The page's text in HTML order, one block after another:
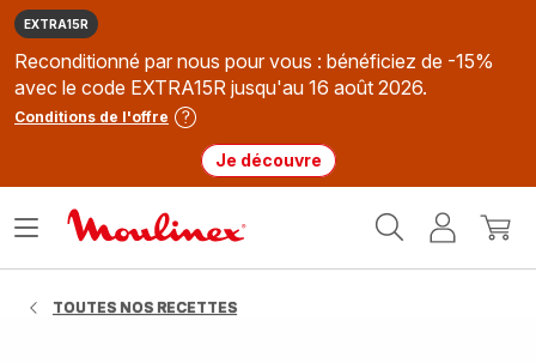
EXTRA15R
Reconditionné par nous pour vous : bénéficiez de -15%
avec le code EXTRA15R jusqu'au 16 août 2026.
Conditions de l'offre
Je découvre
MonMon
Ouvrir
TOUTES NOS RECETTES